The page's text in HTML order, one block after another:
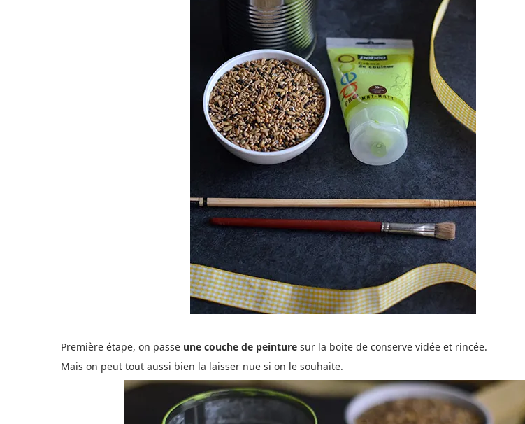
Première étape, on passe une couche de peinture sur la boite de conserve vidée et rincée.
Mais on peut tout aussi bien la laisser nue si on le souhaite.